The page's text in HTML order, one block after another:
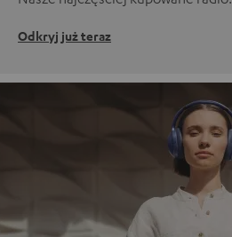
Odkryj już teraz